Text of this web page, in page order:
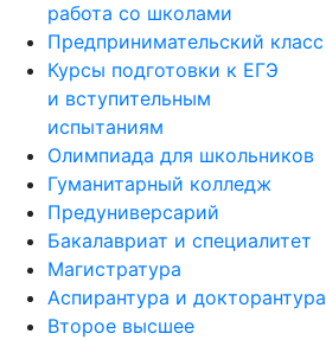
работа со школами
Предпринимательский класс
Курсы подготовки к ЕГЭ
и вступительным
испытаниям
Олимпиада для школьников
Гуманитарный колледж
Предуниверсарий
Бакалавриат и специалитет
Магистратура
Аспирантура и докторантура
Второе высшее